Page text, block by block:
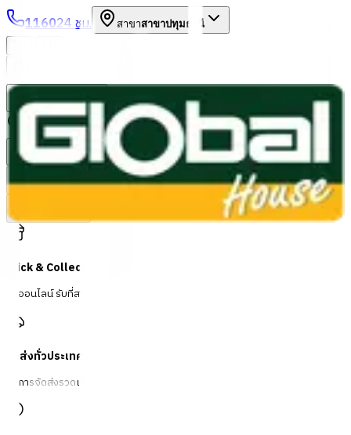
116024 ชม. สาขาสาขาปทุมธานี
หมวดหมู่สินค้า
ค้นหา
บัญชีของฉัน ตะกร้าสินค้า
Previous slide
Click & Collect
สั่งออนไลน์ รับที่สาขา
จัดส่งทั่วประเทศ
บริการจัดส่งรวดเร็ว